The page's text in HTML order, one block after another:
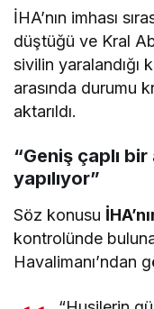
İHA’nın imhası
düştüğü ve Kral
sivilin yaralandığı
arasında durumu
aktarıldı.
“Geniş çaplı
yapılıyor”
Söz konusu
kontrolünde
Havalimanı’ndan